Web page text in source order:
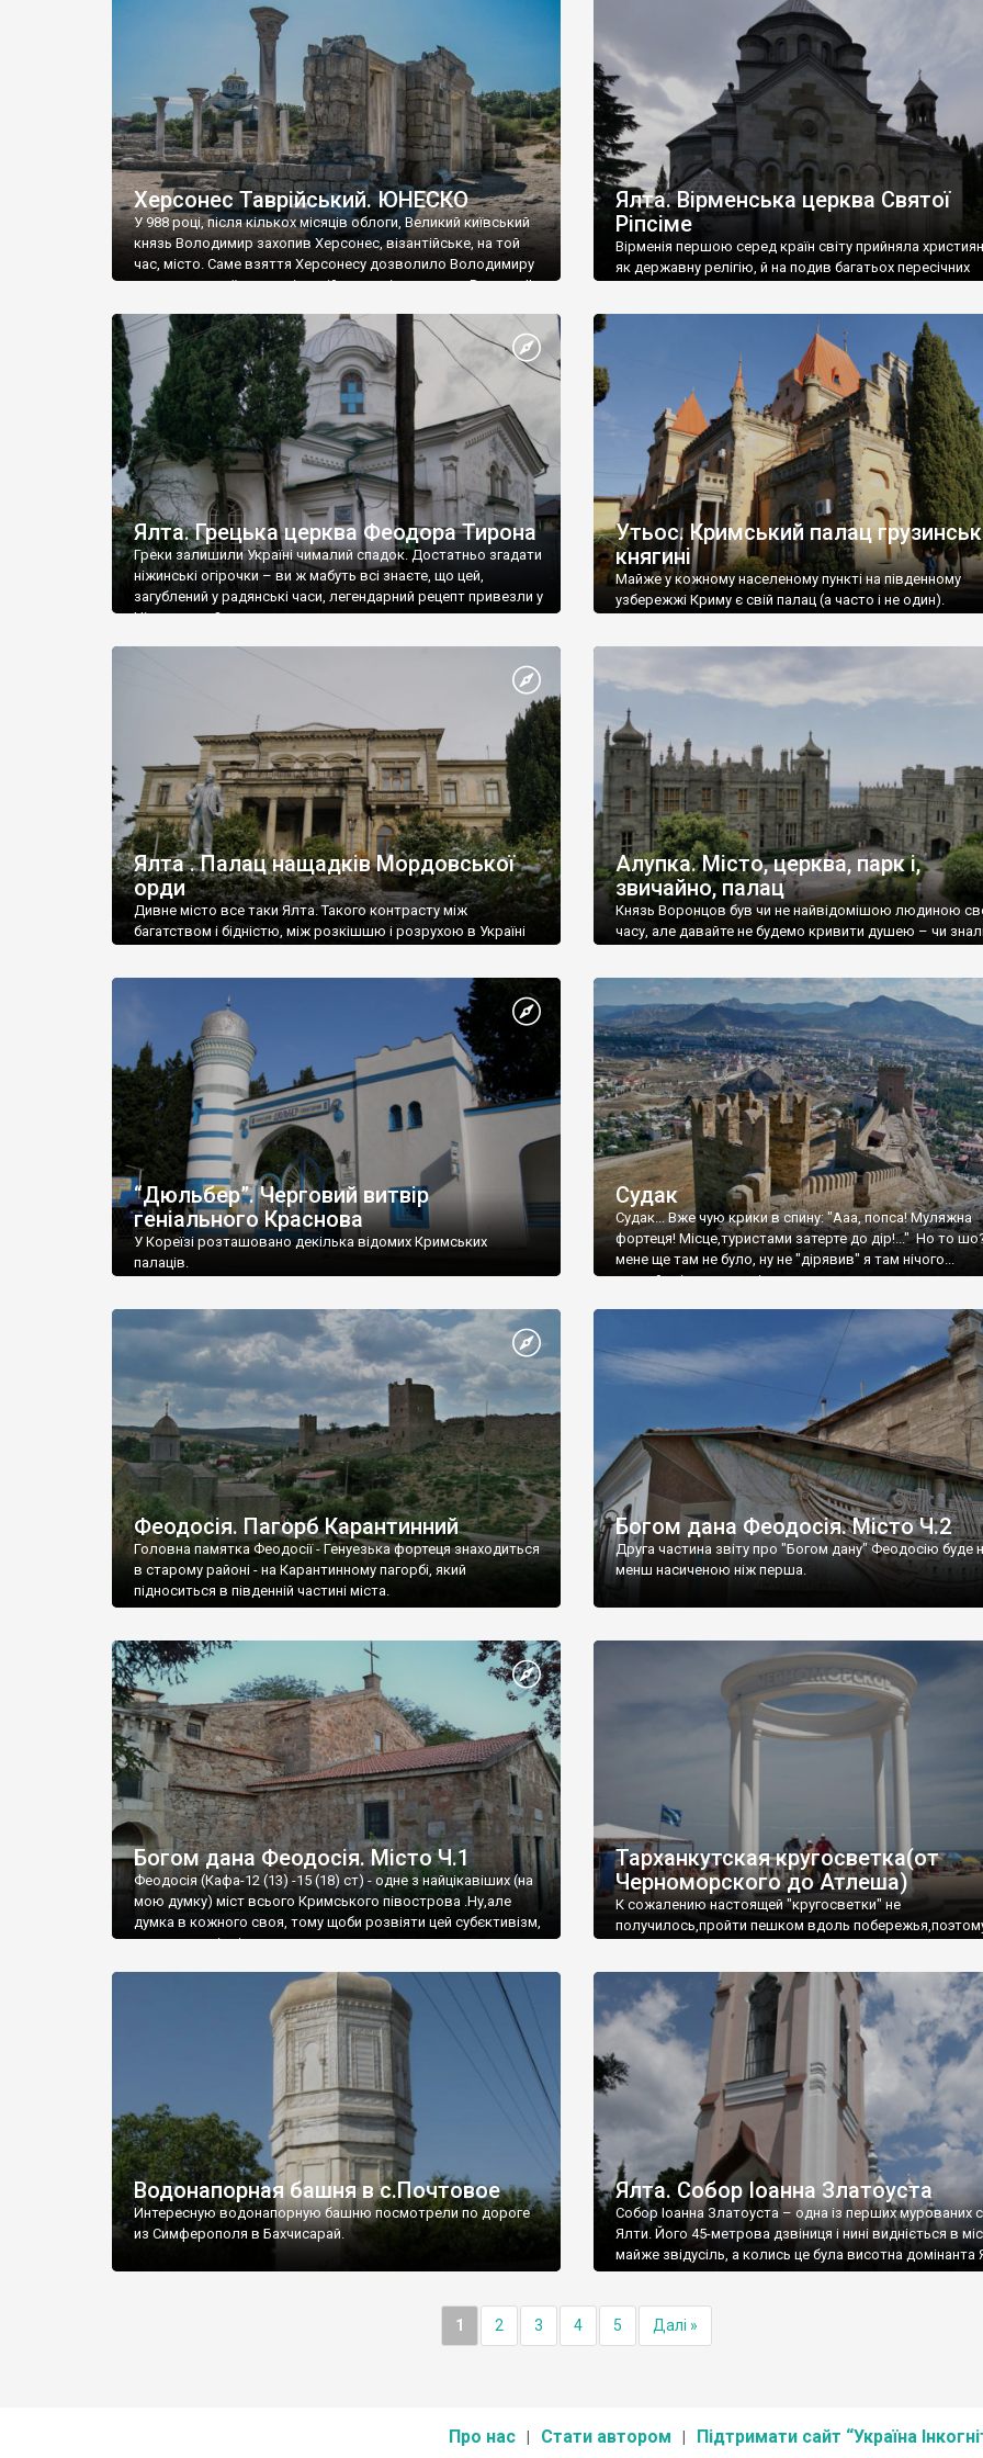
візантійської доби. Раритети викрадені з фондів об’єкту
культурної спадщини ЮНЕСКО «Херсонеса Таврійського».
Офіційно – на виставку «Золото Візантії», але експерти та
влада в Україні вважають це лише […]
називаються «повстяками» (postaki)…” “Вино. Крим
виробляє відмінне вино і його вдосталь: воно все
легке біле і дуже […]
Херсонес Таврійський. ЮНЕСКО
У 988 році, після кількох місяців облоги, Великий київський
князь Володимир захопив Херсонес, візантійське, на той
час, місто. Саме взяття Херсонесу дозволило Володимиру
диктувати свої умови візантійському імператору Василю ІІ,
Херсонесі Володимир-язичник, став Василем-
християнином. А потім було Хрещення Русі. На честь
Херсонесу Таврійського названо місто […]
Ялта. Вірменська церква Святої
Ріпсіме
Вірменія першою серед країн світу прийняла
як державну релігію, й на подив багатьох пересічних
Ялта. Грецька церква Феодора Тирона
Греки залишили Україні чималий спадок. Достатньо згадати
ніжинські огірочки – ви ж мабуть всі знаєте, що цей,
загублений у радянські часи, легендарний рецепт привезли у
Ніжин греки?
Утьос. Кримський палац
княгині
Майже у кожному населеному пункті на південному
узбережжі Криму є свій палац (а часто і не один).
Ялта . Палац нащадків Мордовської
орди
Дивне місто все таки Ялта. Такого контрасту між
багатством і бідністю, між розкішшю і розрухою в Україні
Алупка. Місто, церква, парк і,
звичайно, палац
Князь Воронцов був чи не найвідомішою людиною
часу, але давайте не будемо кривити душею – чи
“Дюльбер”. Черговий витвір
геніального Краснова
У Кореїзі розташовано декілька відомих Кримських
палаців.
Судак
Судак... Вже чую крики в спину: "Ааа, попса! Муляжна
фортеця! Місце,туристами затерте до дір!..." Но то
мене ще там не було, ну не "дірявив" я там нічого...
принаймні до цього літа.
Феодосія. Пагорб Карантинний
Головна памятка Феодосії - Генуезька фортеця знаходиться
в старому районі - на Карантинному пагорбі, який
підноситься в південній частині міста.
Богом дана Феодосія. Місто Ч.2
Друга частина звіту про "Богом дану" Феодосію буде
менш насиченою ніж перша.
Богом дана Феодосія. Місто Ч.1
Феодосія (Кафа-12 (13) -15 (18) ст) - одне з найцікавіших (на
мою думку) міст всього Кримського півострова .Ну,але
думка в кожного своя, тому щоби розвіяти цей субєктивізм,
запрошую відвідати це
Тарханкутская кругосветка(от
Черноморского до Атлеша)
К сожалению настоящей "кругосветки" не
получилось,пройти пешком вдоль
Водонапорная башня в с.Почтовое
Интересную водонапорную башню посмотрели по дороге
из Симферополя в Бахчисарай.
Ялта. Собор Іоанна Златоуста
Собор Іоанна Златоуста – одна із перших мурованих
Ялти. Його 45-метрова дзвіниця і нині видніється в
майже звідусіль, а колись це була висотна домінанта
1 2 3 4 5 Далі »
Про нас Стати автором Підтримати сайт “Україна